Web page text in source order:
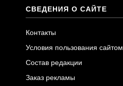
СВЕДЕНИЯ О САЙТЕ
Контакты
Условия пользования сайтом
Состав редакции
Заказ рекламы